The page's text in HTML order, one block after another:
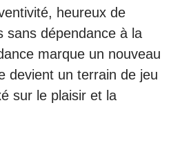
heureux de
sans dépendance à la
marque un nouveau
devient un terrain de jeu
sur le plaisir et la